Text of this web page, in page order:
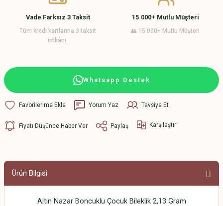
Vade Farksız 3 Taksit
Tüm kredi kartlarına 3 taksit
imkânı.
15.000+ Mutlu Müşteri
👥 15.000+ Mutlu Müşteri
Whatsapp Destek
Yorum Yaz Tavsiye Et
Fiyatı Düşünce Haber Ver Paylaş Karşılaştır
Ürün Bilgisi
Altın Nazar Boncuklu Çocuk Bileklik 2,13 Gram